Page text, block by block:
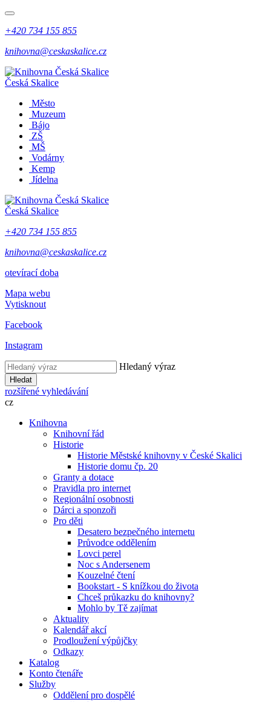
+420 734 155 855
knihovna@ceskaskalice.cz
Česká Skalice
Město
Muzeum
Bájo
ZŠ
MŠ
Vodárny
Kemp
Jídelna
Česká Skalice
+420 734 155 855
knihovna@ceskaskalice.cz
otevírací doba
Mapa webu
Vytisknout
Facebook
Instagram
Hledaný výraz
Hledat
rozšířené vyhledávání
cz
Knihovna
Knihovní řád
Historie
Historie Městské knihovny v České Skalici
Historie domu čp. 20
Granty a dotace
Pravidla pro internet
Regionální osobnosti
Dárci a sponzoři
Pro děti
Desatero bezpečného internetu
Průvodce oddělením
Lovci perel
Noc s Andersenem
Kouzelné čtení
Bookstart - S knížkou do života
Chceš průkazku do knihovny?
Mohlo by Tě zajímat
Aktuality
Kalendář akcí
Prodloužení výpůjčky
Odkazy
Katalog
Konto čtenáře
Služby
Oddělení pro dospělé